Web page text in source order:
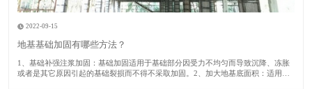
2022-09-15
地基基础加固有哪些方法？
1​、基础补强注浆加固：基础加固适用于基础部分因受力不均匀而导致沉降、冻胀
或者是其它原因引起的基础裂损而不得不采取加固。2、加大地基底面积：适用于